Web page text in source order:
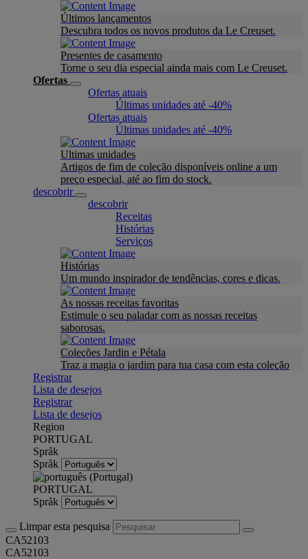
Últimos lançamentos
Descubra todos os novos produtos da Le Creuset.
Presentes de casamento
Torne o seu dia especial ainda mais com Le Creuset.
Ofertas
Ofertas atuais
Últimas unidades até -40%
Ofertas atuais
Últimas unidades até -40%
Ultimas unidades
Artigos de fim de coleção disponíveis online a um
preço especial, até ao fim do stock.
descobrir
descobrir
Receitas
Histórias
Serviços
Histórias
Um mundo inspirador de tendências, cores e dicas.
As nossas receitas favoritas
Estimule o seu paladar com as nossas receitas
saborosas.
Coleções Jardin e Pétala
Traz a magia o jardim para tua casa com esta coleção
Registrar
Lista de desejos
Registrar
Lista de desejos
Region
PORTUGAL
Språk
Språk
PORTUGAL
Språk
Limpar esta pesquisa
CA52103
CA52103